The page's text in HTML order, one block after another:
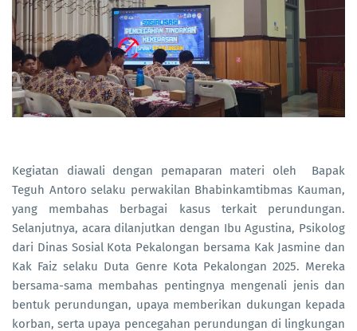
Kegiatan diawali dengan pemaparan materi oleh Bapak
Teguh Antoro selaku perwakilan Bhabinkamtibmas Kauman,
yang membahas berbagai kasus terkait perundungan.
Selanjutnya, acara dilanjutkan dengan Ibu Agustina, Psikolog
dari Dinas Sosial Kota Pekalongan bersama Kak Jasmine dan
Kak Faiz selaku Duta Genre Kota Pekalongan 2025. Mereka
bersama-sama membahas pentingnya mengenali jenis dan
bentuk perundungan, upaya memberikan dukungan kepada
korban, serta upaya pencegahan perundungan di lingkungan